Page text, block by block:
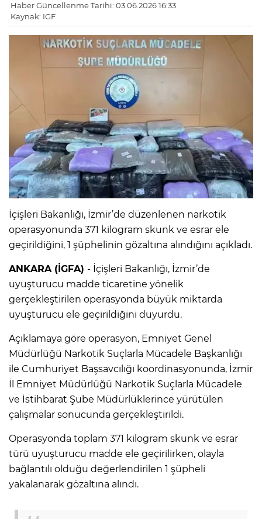
Haber Güncellenme Tarihi: 03.06.2026 16:33
Kaynak: IGF
İçişleri Bakanlığı, İzmir’de düzenlenen narkotik
operasyonunda 371 kilogram skunk ve esrar ele
geçirildiğini, 1 şüphelinin gözaltına alındığını açıkladı.
ANKARA (İGFA) - İçişleri Bakanlığı, İzmir’de
uyuşturucu madde ticaretine yönelik
gerçekleştirilen operasyonda büyük miktarda
uyuşturucu ele geçirildiğini duyurdu.
Açıklamaya göre operasyon, Emniyet Genel
Müdürlüğü Narkotik Suçlarla Mücadele Başkanlığı
ile Cumhuriyet Başsavcılığı koordinasyonunda, İzmir
İl Emniyet Müdürlüğü Narkotik Suçlarla Mücadele
ve İstihbarat Şube Müdürlüklerince yürütülen
çalışmalar sonucunda gerçekleştirildi.
Operasyonda toplam 371 kilogram skunk ve esrar
türü uyuşturucu madde ele geçirilirken, olayla
bağlantılı olduğu değerlendirilen 1 şüpheli
yakalanarak gözaltına alındı.